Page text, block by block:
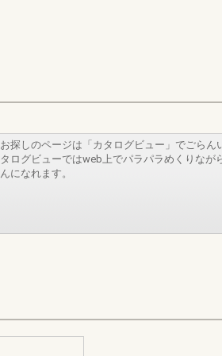
お探しのページは「カタログビュー」でごらん
タログビューではweb上でパラパラめくりなが
んになれます。